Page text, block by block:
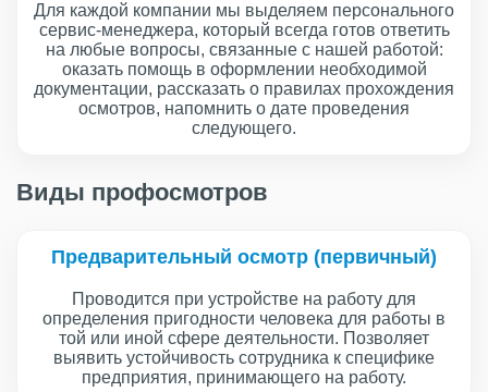
Для каждой компании мы выделяем персонального
сервис-менеджера, который всегда готов ответить
на любые вопросы, связанные с нашей работой:
оказать помощь в оформлении необходимой
документации, рассказать о правилах прохождения
осмотров, напомнить о дате проведения
следующего.
Виды профосмотров
Предварительный осмотр (первичный)
Проводится при устройстве на работу для
определения пригодности человека для работы в
той или иной сфере деятельности. Позволяет
выявить устойчивость сотрудника к специфике
предприятия, принимающего на работу.